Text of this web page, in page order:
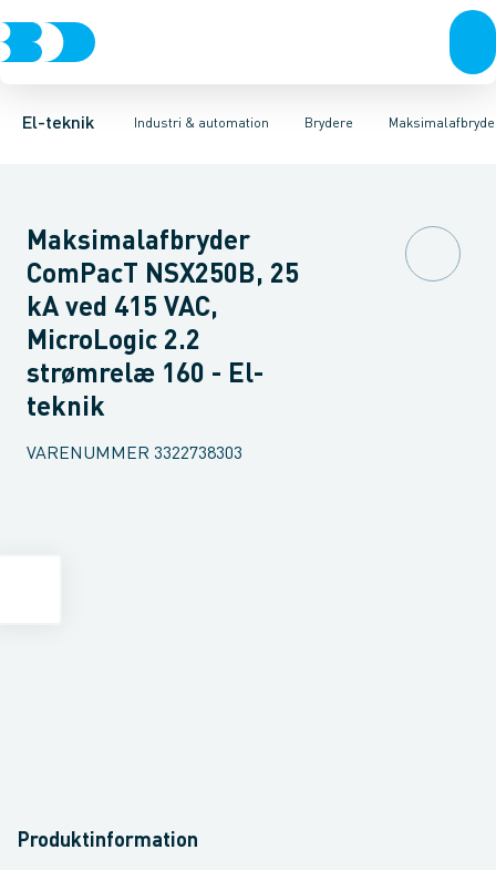
El-teknik Industri & automation
Afbrydere, stikkontakter & lampeudtagForgreningsmateriel
Brydere
Industristiksystemer Frekvensomformere og softstartere
Motorbetjening for effektafbryder Ombygningssæt til
Maksimalafbryder
ComPacT NSX250B, 25
kA ved 415 VAC,
MicroLogic 2.2
strømrelæ 160 - El-
teknik
VARENUMMER 3322738303
Produktinformation